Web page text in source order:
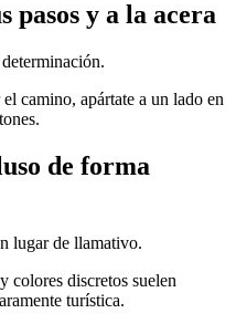
pasos y a la acera
camino, apártate a un lado en
de forma
lugar de llamativo.
colores discretos suelen
turística.